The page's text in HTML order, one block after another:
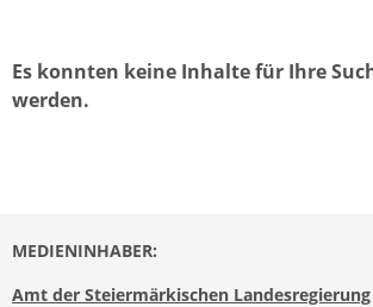
Es konnten keine Inhalte für Ihre
werden.
MEDIENINHABER:
Amt der Steiermärkischen Landesregierung